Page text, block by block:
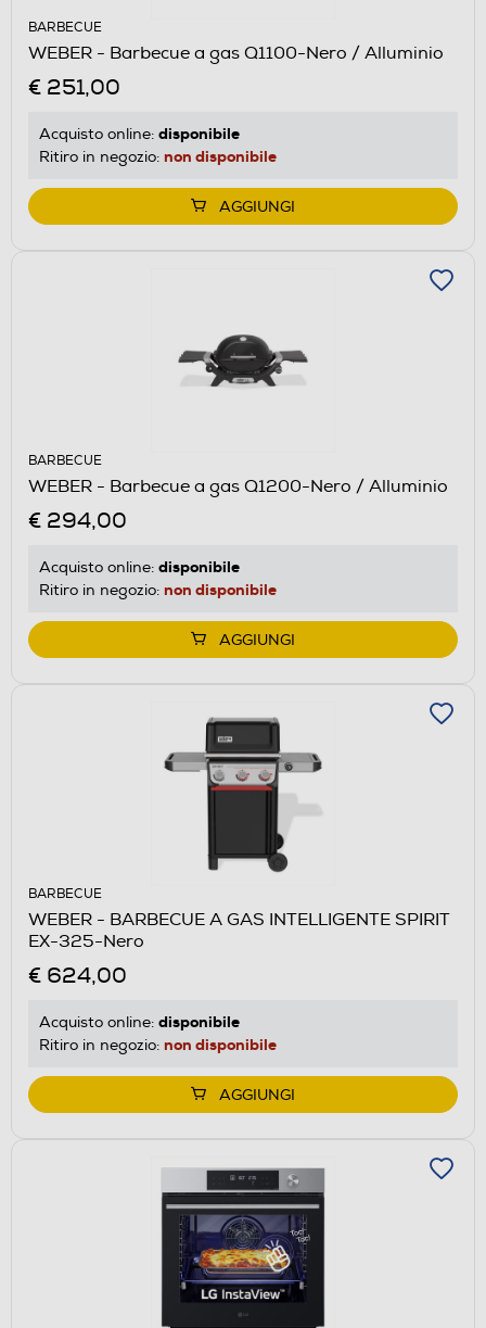
BARBECUE
WEBER - Barbecue a gas Q1100-Nero / Alluminio
€ 251,00
Acquisto online: disponibile
Ritiro in negozio: non disponibile
AGGIUNGI
BARBECUE
WEBER - Barbecue a gas Q1200-Nero / Alluminio
€ 294,00
Acquisto online: disponibile
Ritiro in negozio: non disponibile
AGGIUNGI
BARBECUE
WEBER - BARBECUE A GAS INTELLIGENTE SPIRIT
EX-325-Nero
€ 624,00
Acquisto online: disponibile
Ritiro in negozio: non disponibile
AGGIUNGI